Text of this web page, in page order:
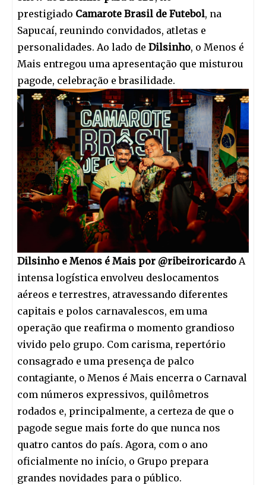
prestigiado Camarote Brasil de Futebol, na
Sapucaí, reunindo convidados, atletas e
personalidades. Ao lado de Dilsinho, o Menos é
Mais entregou uma apresentação que misturou
pagode, celebração e brasilidade.
Dilsinho e Menos é Mais por @ribeiroricardo A
intensa logística envolveu deslocamentos
aéreos e terrestres, atravessando diferentes
capitais e polos carnavalescos, em uma
operação que reafirma o momento grandioso
vivido pelo grupo. Com carisma, repertório
consagrado e uma presença de palco
contagiante, o Menos é Mais encerra o Carnaval
com números expressivos, quilômetros
rodados e, principalmente, a certeza de que o
pagode segue mais forte do que nunca nos
quatro cantos do país. Agora, com o ano
oficialmente no início, o Grupo prepara
grandes novidades para o público.